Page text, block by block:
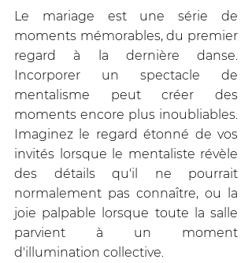
Le mariage est une série de
moments mémorables, du premier
regard à la dernière danse.
Incorporer un spectacle de
mentalisme peut créer des
moments encore plus inoubliables.
Imaginez le regard étonné de vos
invités lorsque le mentaliste révèle
des détails qu'il ne pourrait
normalement pas connaître, ou la
joie palpable lorsque toute la salle
parvient à un moment
d'illumination collective.